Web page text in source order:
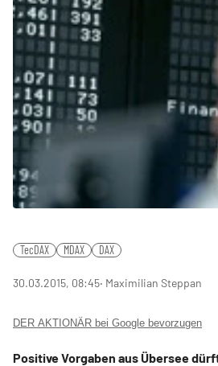
TecDAX MDAX DAX
30.03.2015, 08:45‧ Maximilian Steppan
DER AKTIONÄR bei Google bevorzugen
Positive Vorgaben aus Übersee